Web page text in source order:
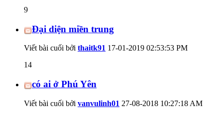
9
Đại diện miền trung
Viết bài cuối bởi thaitk91 17-01-2019 02:53:53 PM
14
có ai ở Phú Yên
Viết bài cuối bởi vanvulinh01 27-08-2018 10:27:18 AM